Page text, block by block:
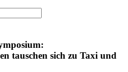
tauschen sich zu Taxi und